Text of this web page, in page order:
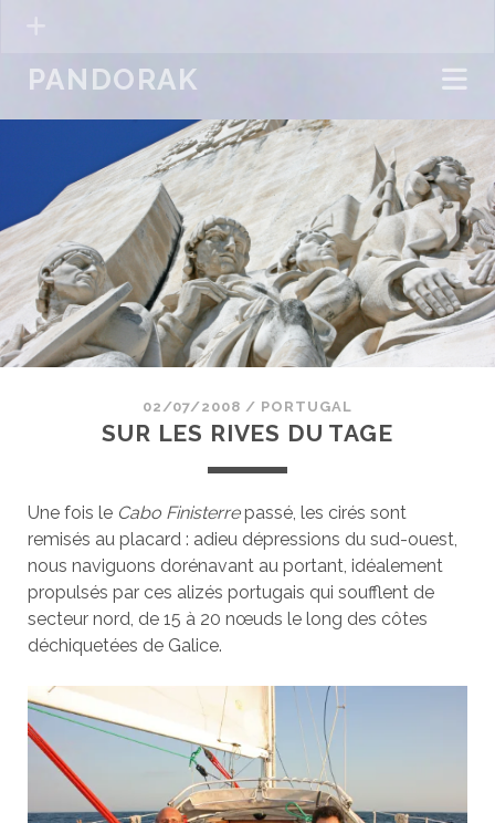
PANDORAK
02/07/2008 / PORTUGAL
SUR LES RIVES DU TAGE
Une fois le Cabo Finisterre passé, les cirés sont
remisés au placard : adieu dépressions du sud-ouest,
nous naviguons dorénavant au portant, idéalement
propulsés par ces alizés portugais qui soufflent de
secteur nord, de 15 à 20 nœuds le long des côtes
déchiquetées de Galice.